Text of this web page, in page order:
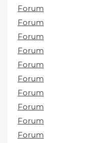
Forum
Forum
Forum
Forum
Forum
Forum
Forum
Forum
Forum
Forum